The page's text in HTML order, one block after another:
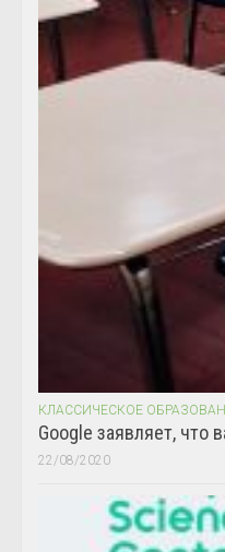
КЛАССИЧЕСКОЕ
Google заявляет,
22/08/2020